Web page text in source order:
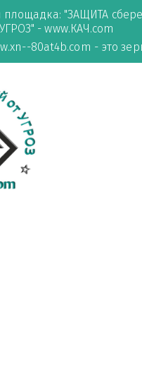
"ЗАЩИТА
- www.КАЧ.com
80at4b.com - это